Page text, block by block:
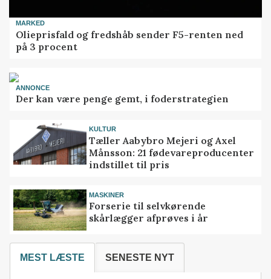
MARKED
Olieprisfald og fredshåb sender F5-renten ned
på 3 procent
ANNONCE
Der kan være penge gemt, i foderstrategien
KULTUR
Tæller Aabybro Mejeri og Axel
Månsson: 21 fødevareproducenter
indstillet til pris
MASKINER
Forserie til selvkørende
skårlægger afprøves i år
MEST LÆSTE SENESTE NYT